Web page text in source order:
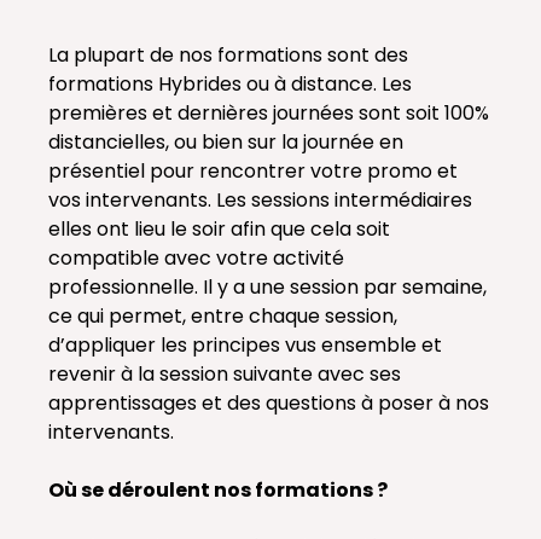
La plupart de nos formations sont des
formations Hybrides ou à distance. Les
premières et dernières journées sont soit 100%
distancielles, ou bien sur la journée en
présentiel pour rencontrer votre promo et
vos intervenants. Les sessions intermédiaires
elles ont lieu le soir afin que cela soit
compatible avec votre activité
professionnelle. Il y a une session par semaine,
ce qui permet, entre chaque session,
d’appliquer les principes vus ensemble et
revenir à la session suivante avec ses
apprentissages et des questions à poser à nos
intervenants.
Où se déroulent nos formations ?